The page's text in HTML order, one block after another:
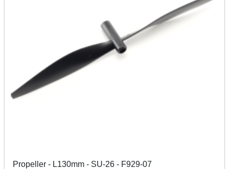
Propeller - L130mm - SU-26 - F929-07